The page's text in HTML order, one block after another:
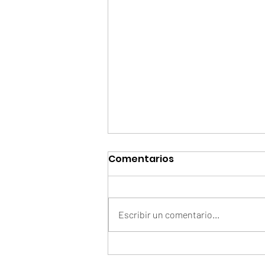
Smart: aprender un
Comentarios
Escribir un comentario...